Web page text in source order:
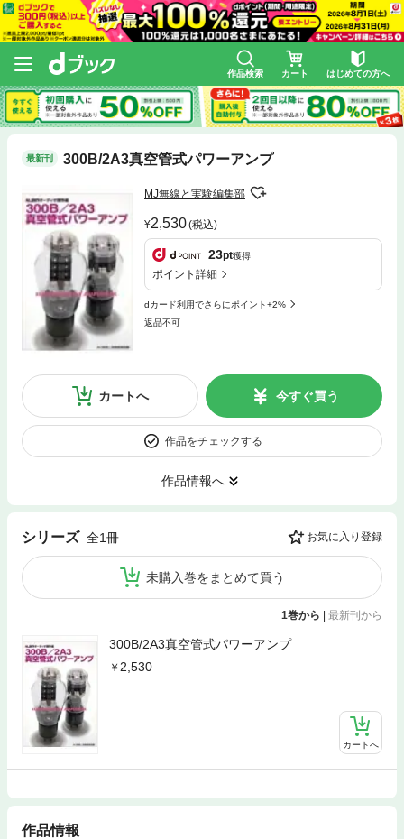
作品検索 カート はじめての方へ
最新刊 300B/2A3真空管式パワーアンプ
MJ無線と実験編集部
2,530(税込)
23pt獲得
ポイント詳細
dカード利用でさらにポイント+2%
返品不可
カートへ 今すぐ買う
作品をチェックする
作品情報へ
シリーズ 全1冊 お気に入り登録
未購入巻をまとめて買う
1巻から 最新刊から
300B/2A3真空管式パワーアンプ
2,530
カートへ
作品情報